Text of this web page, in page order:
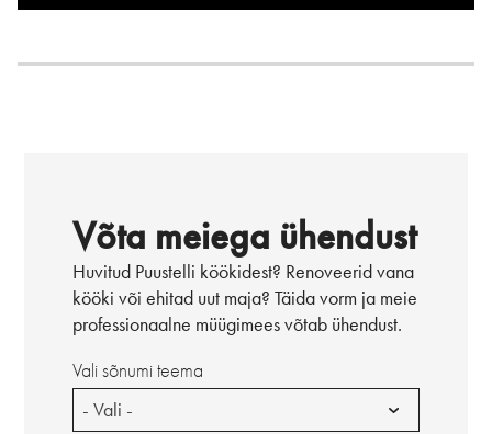
Võta meiega ühendust
Huvitud Puustelli köökidest? Renoveerid vana
kööki või ehitad uut maja? Täida vorm ja meie
professionaalne müügimees võtab ühendust.
Vali sõnumi teema
- Vali -